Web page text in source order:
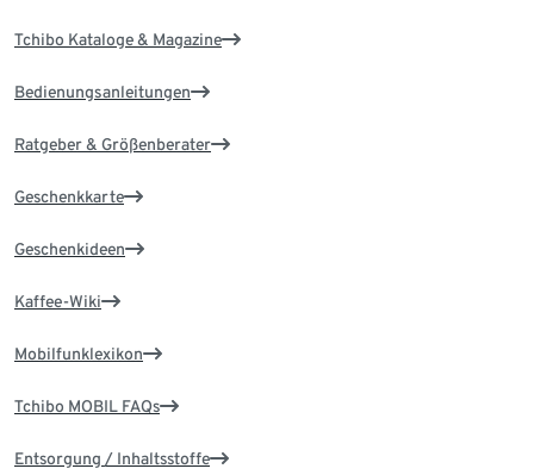
Tchibo Kataloge & Magazine
Bedienungsanleitungen
Ratgeber & Größenberater
Geschenkkarte
Geschenkideen
Kaffee-Wiki
Mobilfunklexikon
Tchibo MOBIL FAQs
Entsorgung / Inhaltsstoffe